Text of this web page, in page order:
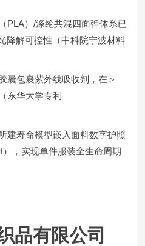
PLA）/涤纶共混四面弹体系已
降解可控性（中科院宁波材料
囊包裹紫外线吸收剂，在＞
东华大学专利
建寿命模型嵌入面料数字护照
），实现单件服装全生命周期
品有限公司